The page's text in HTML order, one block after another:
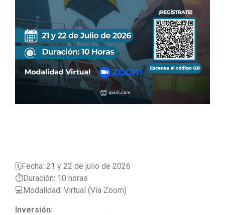
🗓️Fecha: 21 y 22 de julio de 2026
⏱️Duración: 10 horas
💻Modalidad: Virtual (Vía Zoom)
Inversión: